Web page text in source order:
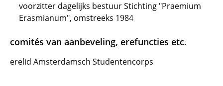
voorzitter dagelijks bestuur Stichting "Praemium
Erasmianum", omstreeks 1984
comités van aanbeveling, erefuncties etc.
erelid Amsterdamsch Studentencorps